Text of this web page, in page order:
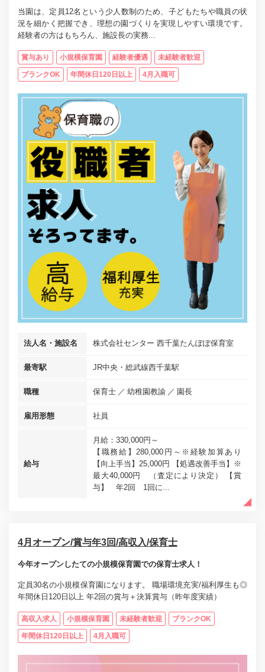
当園は、定員12名という少人数制のため、子どもたちや職員の状
況を細かく把握でき、理想の園づくりを実現しやすい環境です。
経験者の方はもちろん、施設長の実務...
賞与あり 小規模保育園 経験者優遇 未経験者歓迎
ブランクOK 年間休日120日以上 4月入職可
法人名・施設名 株式会社センター 西千葉たんぽぽ保育室
最寄駅 JR中央・総武線西千葉駅
職種 保育士 幼稚園教諭 園長
雇用形態 社員
給与
月給：330,000円～
【職務給】280,000円～※経験加算あり
【向上手当】25,000円 【処遇改善手当】※
最大40,000円 （査定により決定） 【賞
与】 年2回 1回に...
4月オープン/賞与年3回/高収入/保育士
今年オープンしたての小規模保育園での保育士求人！
定員30名の小規模保育園になります。 職場環境充実/福利厚生も◎
年間休日120日以上 年2回の賞与＋決算賞与（昨年度実績）
高収入求人 小規模保育園 未経験者歓迎 ブランクOK
年間休日120日以上 4月入職可